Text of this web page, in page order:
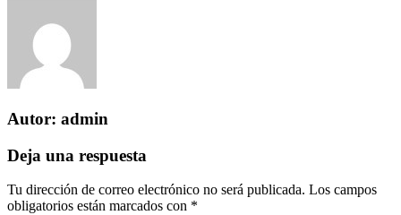
Autor: admin
Deja una respuesta
Tu dirección de correo electrónico no será publicada. Los campos
obligatorios están marcados con *